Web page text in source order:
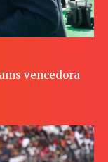
vencedora